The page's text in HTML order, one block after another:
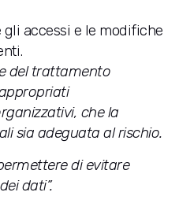
accessi e le modifiche
del trattamento
che la
sia adeguata al rischio.
di evitare
dati”.